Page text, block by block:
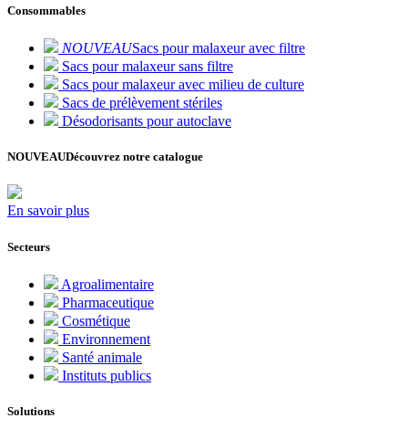
Consommables
NOUVEAUSacs pour malaxeur avec filtre
Sacs pour malaxeur sans filtre
Sacs pour malaxeur avec milieu de culture
Sacs de prélèvement stériles
Désodorisants pour autoclave
NOUVEAUDécouvrez notre catalogue
En savoir plus
Secteurs
Agroalimentaire
Pharmaceutique
Cosmétique
Environnement
Santé animale
Instituts publics
Solutions